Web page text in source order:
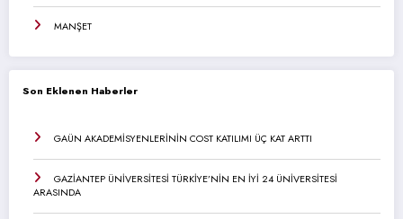
MANŞET
Son Eklenen Haberler
GAÜN AKADEMİSYENLERİNİN COST KATILIMI ÜÇ KAT ARTTI
GAZİANTEP ÜNİVERSİTESİ TÜRKİYE’NİN EN İYİ 24 ÜNİVERSİTESİ
ARASINDA